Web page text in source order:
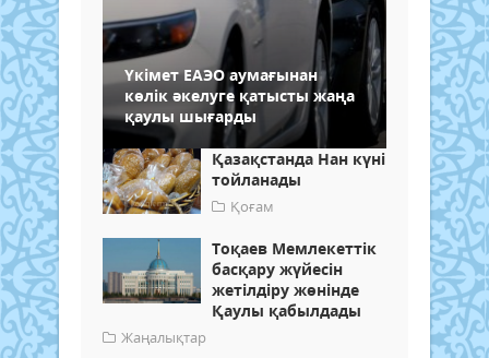
Үкімет ЕАЭО аумағынан
көлік әкелуге қатысты жаңа
қаулы шығарды
Қазақстанда Нан күні
тойланады
Қоғам
Тоқаев Мемлекеттік
басқару жүйесін
жетілдіру жөнінде
Қаулы қабылдады
Жаңалықтар